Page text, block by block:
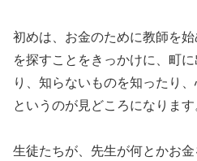
初めは、お金のために教師を
を探すことをきっかけに、町
り、知らないものを知ったり
というのが見どころになります
生徒たちが、先生が何とかお